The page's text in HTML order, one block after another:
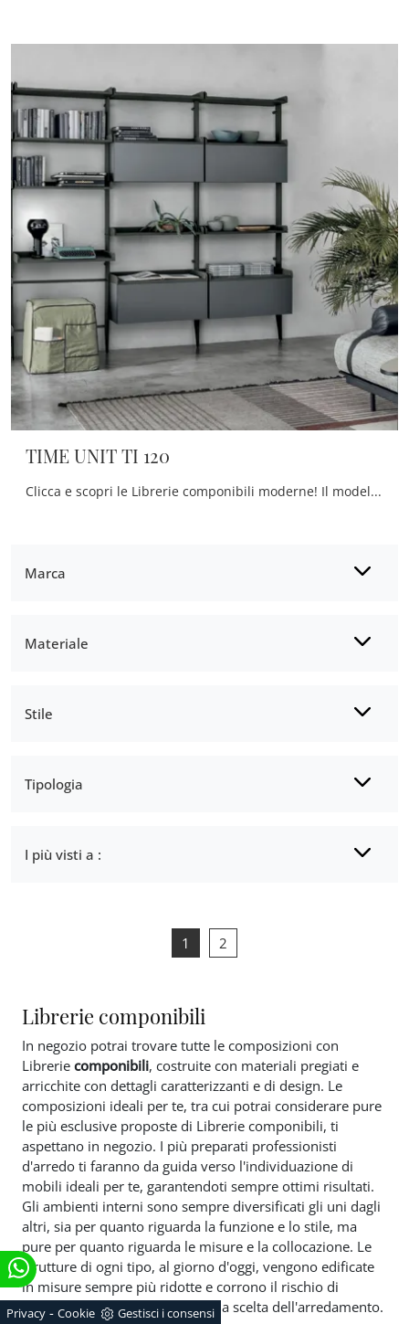
Marca
Materiale
Stile
Tipologia
I più visti a :
TIME UNIT TI 120
Clicca e scopri le Librerie componibili moderne! Il modello TIME UNIT TI 120 Tomasella saprà ultimare un soggiorno pratico e dinamico.
1 2
Librerie componibili
In negozio potrai trovare tutte le composizioni con
Librerie componibili, costruite con materiali pregiati e
arricchite con dettagli caratterizzanti e di design. Le
composizioni ideali per te, tra cui potrai considerare pure
le più esclusive proposte di Librerie componibili, ti
aspettano in negozio. I più preparati professionisti
d'arredo ti faranno da guida verso l'individuazione di
mobili ideali per te, garantendoti sempre ottimi risultati.
Gli ambienti interni sono sempre diversificati gli uni dagli
altri, sia per quanto riguarda la funzione e lo stile, ma
pure per quanto riguarda le misure e la collocazione. Le
strutture di ogni tipo, al giorno d'oggi, vengono edificate
in misure sempre più ridotte e corrono il rischio di
rendere oltremodo difficoltosa la scelta dell'arredamento.
Privacy - Cookie Gestisci i consensi